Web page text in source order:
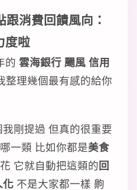
跟消費回饋風向：
度啦
的 雲海銀行 颺風 信用
整理幾個最有感的給你
剛提過 但真的很重要
一類 比如你都是美食
它就自動把這類的回
化 不是大家都一樣 齁